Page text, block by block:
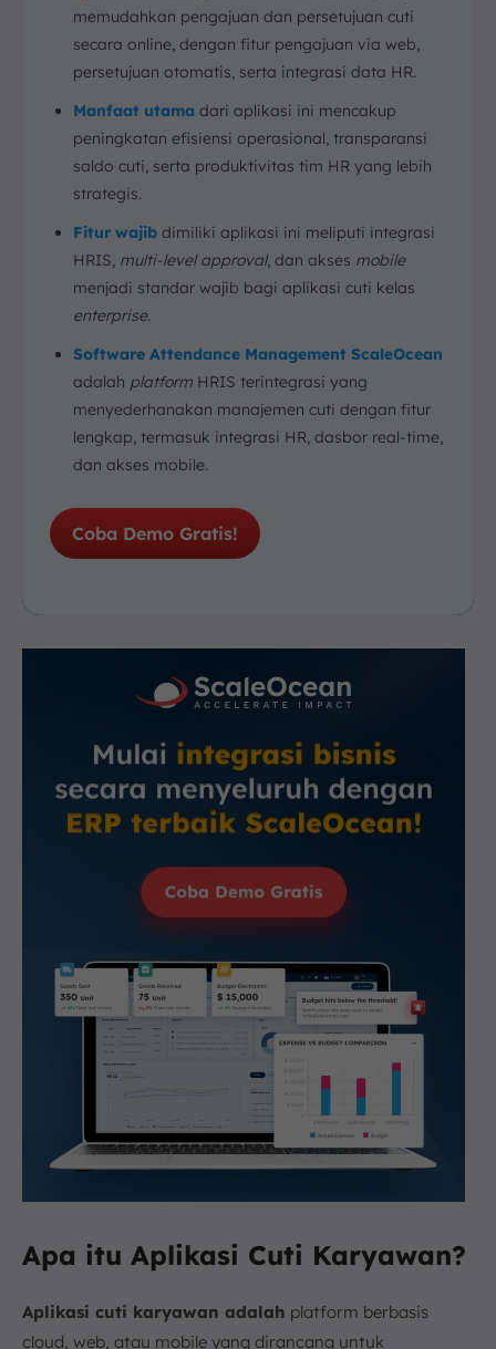
memudahkan pengajuan dan persetujuan cuti
secara online, dengan fitur pengajuan via web,
persetujuan otomatis, serta integrasi data HR.
Manfaat utama dari aplikasi ini mencakup
peningkatan efisiensi operasional, transparansi
saldo cuti, serta produktivitas tim HR yang lebih
strategis.
Fitur wajib dimiliki aplikasi ini meliputi integrasi
HRIS, multi-level approval, dan akses mobile
menjadi standar wajib bagi aplikasi cuti kelas
enterprise.
Software Attendance Management ScaleOcean
adalah platform HRIS terintegrasi yang
menyederhanakan manajemen cuti dengan fitur
lengkap, termasuk integrasi HR, dasbor real-time,
dan akses mobile.
Coba Demo Gratis!
Apa itu Aplikasi Cuti Karyawan?
Aplikasi cuti karyawan adalah platform berbasis
cloud, web, atau mobile yang dirancang untuk